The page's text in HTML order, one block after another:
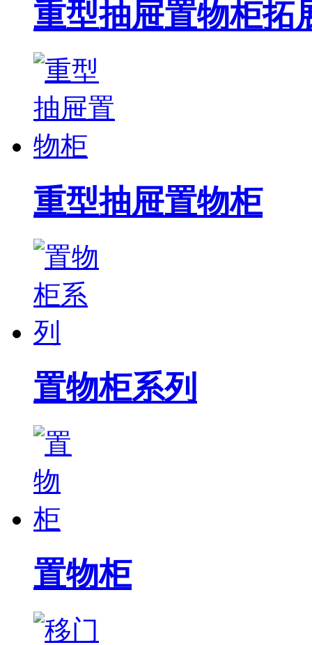
重型抽屉置物柜拓
重型抽屉置物柜
置物柜系列
置物柜